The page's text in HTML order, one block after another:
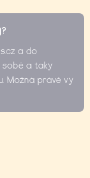
a do
sobě a taky
Možná právě vy